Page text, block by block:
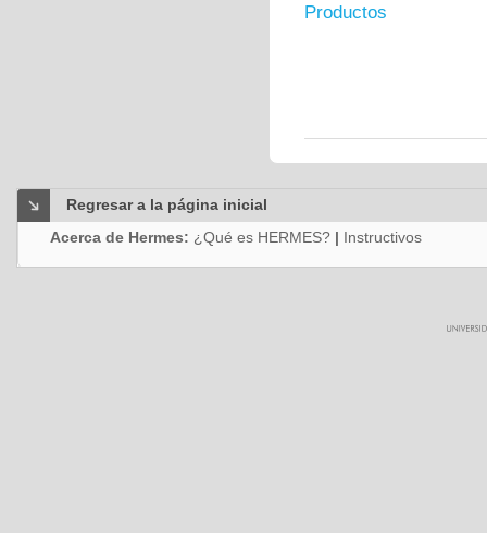
Productos
Regresar a la página inicial
Acerca de Hermes: ¿Qué es HERMES? | Instructivos